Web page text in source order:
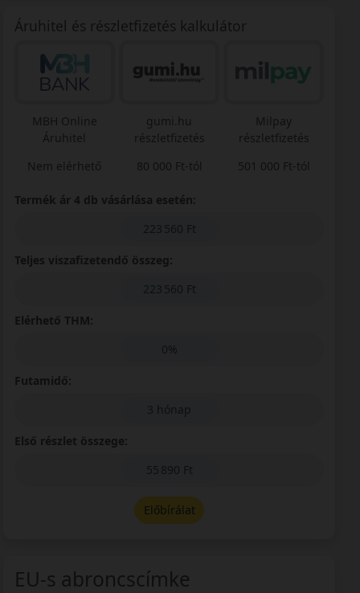
Áruhitel és részletfizetés kalkulátor
MBH Online
Áruhitel
Nem elérhető
gumi.hu
részletfizetés
80 000 Ft-tól
Milpay
részletfizetés
501 000 Ft-tól
Termék ár 4 db vásárlása esetén:
223 560 Ft
Teljes viszafizetendő összeg:
223 560 Ft
Elérhető THM:
0%
Futamidő:
3 hónap
Első részlet összege:
55 890 Ft
Előbírálat
EU-s abroncscímke